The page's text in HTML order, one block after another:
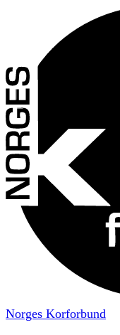
Norges Korforbund